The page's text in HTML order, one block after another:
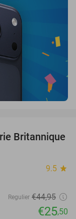
43%
Britannique
9.5 star
Regulier €44,95
€25,50